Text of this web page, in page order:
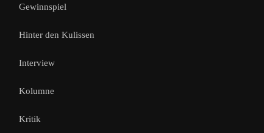
Gewinnspiel
Hinter den Kulissen
Interview
Kolumne
Kritik